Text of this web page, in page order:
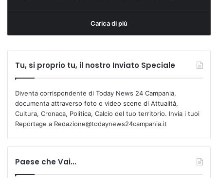
Carica di più
Tu, si proprio tu, il nostro Inviato Speciale
Diventa corrispondente di Today News 24 Campania,
documenta attraverso foto o video scene di Attualità,
Cultura, Cronaca, Politica, Calcio del tuo territorio. Invia i tuoi
Reportage a Redazione@todaynews24campania.it
Paese che Vai…